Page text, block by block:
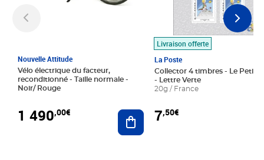
Nouvelle Attitude
Vélo électrique du facteur,
reconditionné - Taille normale -
Noir/ Rouge
1 490,00€ Ajouter au panier
Livraison offerte
La Poste
Collector 4 timbres - Le Petit
- Lettre Verte
20g / France
7,50€